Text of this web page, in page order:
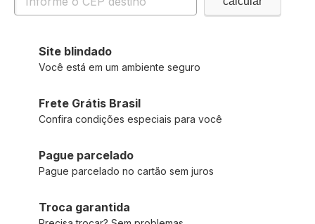
Site blindado
Você está em um ambiente seguro
Frete Grátis Brasil
Confira condições especiais para você
Pague parcelado
Pague parcelado no cartão sem juros
Troca garantida